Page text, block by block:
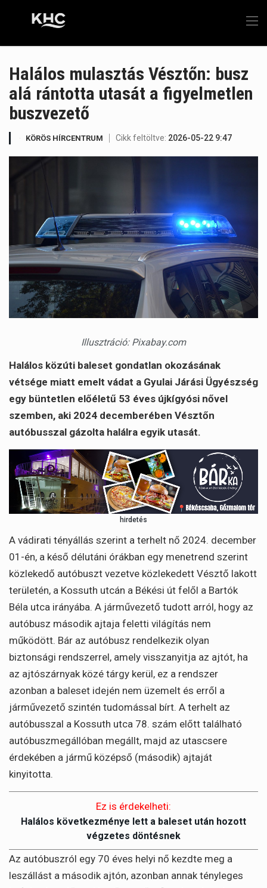
Halálos mulasztás Vésztőn: busz
alá rántotta utasát a figyelmetlen
buszvezető
KÖRÖS HÍRCENTRUM Cikk feltöltve: 2026-05-22 9:47
Illusztráció: Pixabay.com
Halálos közúti baleset gondatlan okozásának
vétsége miatt emelt vádat a Gyulai Járási Ügyészség
egy büntetlen előéletű 53 éves újkígyósi nővel
szemben, aki 2024 decemberében Vésztőn
autóbusszal gázolta halálra egyik utasát.
hirdetés
A vádirati tényállás szerint a terhelt nő 2024. december
01-én, a késő délutáni órákban egy menetrend szerint
közlekedő autóbuszt vezetve közlekedett Vésztő lakott
területén, a Kossuth utcán a Békési út felől a Bartók
Béla utca irányába. A járművezető tudott arról, hogy az
autóbusz második ajtaja feletti világítás nem
működött. Bár az autóbusz rendelkezik olyan
biztonsági rendszerrel, amely visszanyitja az ajtót, ha
az ajtószárnyak közé tárgy kerül, ez a rendszer
azonban a baleset idején nem üzemelt és erről a
járművezető szintén tudomással bírt. A terhelt az
autóbusszal a Kossuth utca 78. szám előtt található
autóbuszmegállóban megállt, majd az utascsere
érdekében a jármű középső (második) ajtaját
kinyitotta.
Ez is érdekelheti:
Halálos következménye lett a baleset után hozott
végzetes döntésnek
Az autóbuszról egy 70 éves helyi nő kezdte meg a
leszállást a második ajtón, azonban annak tényleges